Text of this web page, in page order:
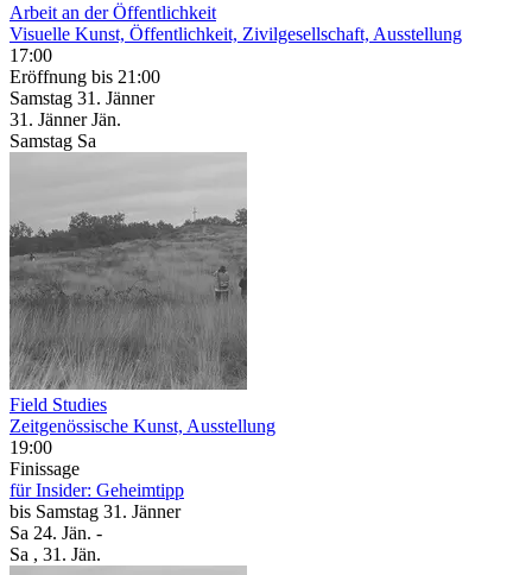
Arbeit an der Öffentlichkeit
Visuelle Kunst, Öffentlichkeit, Zivilgesellschaft, Ausstellung
17:00
Eröffnung bis 21:00
Samstag 31. Jänner
31. Jänner Jän.
Samstag Sa
Field Studies
Zeitgenössische Kunst, Ausstellung
19:00
Finissage
für Insider: Geheimtipp
bis Samstag 31. Jänner
Sa 24. Jän. -
Sa , 31. Jän.